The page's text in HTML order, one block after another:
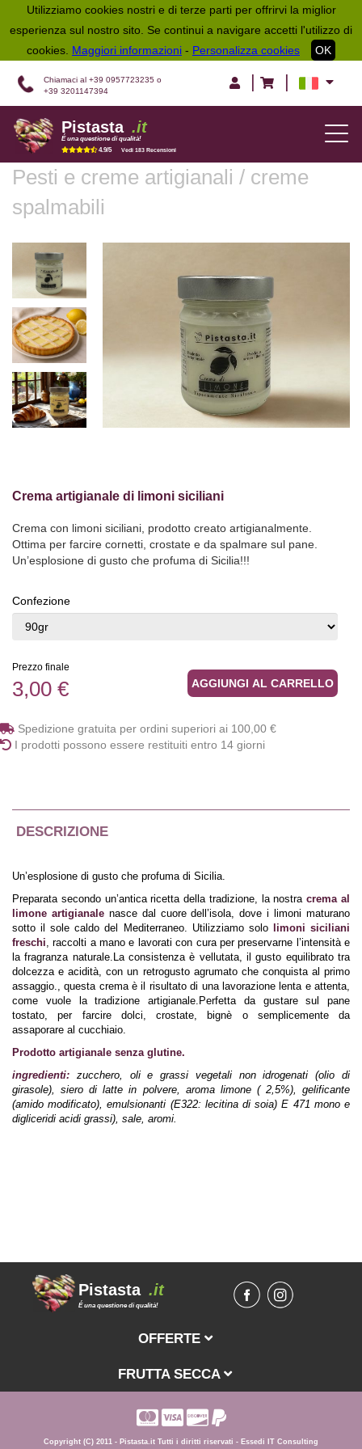
Utilizziamo cookies nostri e di terze parti per offrirvi la miglior
esperienza sul nostro sito. Se continui a navigare accetti l'utilizzo di
cookies. Maggiori informazioni - Personalizza cookies OK
Chiamaci al +39 0957723235 o
+39 3201147394
| |
Pistasta .it
É una questione di qualità!
4.9/5
Vedi 183 Recensioni
Pesti e creme artigianali / creme
spalmabili
Crema artigianale di limoni siciliani
Crema con limoni siciliani, prodotto creato artigianalmente.
Ottima per farcire cornetti, crostate e da spalmare sul pane.
Un’esplosione di gusto che profuma di Sicilia!!!
Confezione
Prezzo finale
3,00 € AGGIUNGI AL CARRELLO
Spedizione gratuita per ordini superiori ai 100,00 €
I prodotti possono essere restituiti entro 14 giorni
DESCRIZIONE
Un’esplosione di gusto che profuma di Sicilia.
Preparata secondo un’antica ricetta della tradizione, la nostracrema al
limone artigianalenasce dal cuore dell’isola, dove i limoni maturano
sotto il sole caldo del Mediterraneo. Utilizziamo solo
limoni siciliani
freschi , raccolti a mano e lavorati con cura per preservarne l’intensità e
la fragranza naturale.La consistenza è vellutata, il gusto equilibrato tra
dolcezza e acidità, con un retrogusto agrumato che conquista al primo
assaggio., questa crema è il risultato di una lavorazione lenta e attenta,
come vuole la tradizione artigianale.Perfetta da gustare sul pane
tostato, per farcire dolci, crostate, bignè o semplicemente da
assaporare al cucchiaio.
Prodotto artigianale senza glutine.
ingredienti: zucchero, oli e grassi vegetali non idrogenati (olio di
girasole), siero di latte in polvere, aroma limone ( 2,5%), gelificante
(amido modificato), emulsionanti (E322: lecitina di soia) E 471 mono e
digliceridi acidi grassi), sale, aromi.
Pistasta .it
É una questione di qualità!
OFFERTE
FRUTTA SECCA
Copyright (C) 2011 - Pistasta.it Tutti i diritti riservati - Essedi IT Consulting